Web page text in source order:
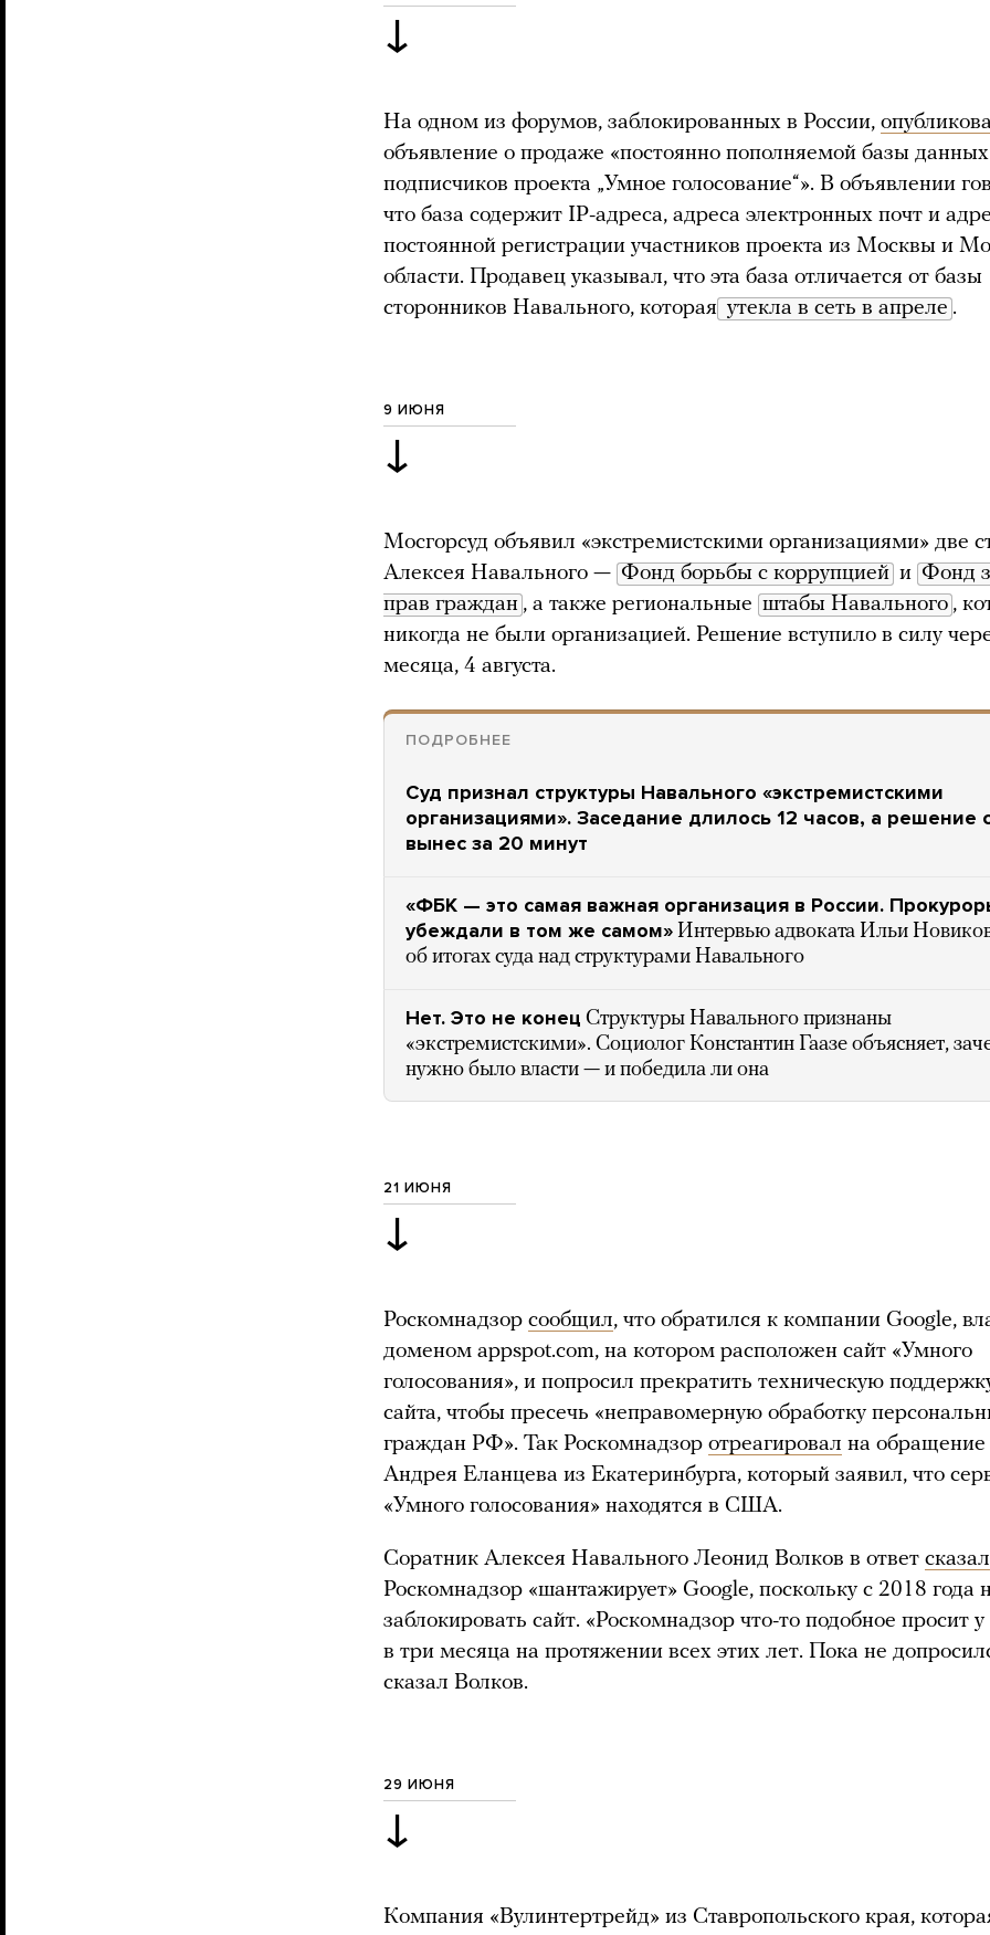
↓
На одном из форумов, заблокированных в России,
объявление о продаже «постоянно пополняемой базы данных
подписчиков проекта „Умное голосование“». В объявлении
что база содержит IP-адреса, адреса электронных почт и
постоянной регистрации участников проекта из Москвы и
области. Продавец указывал, что эта база отличается от базы
сторонников Навального, которая утекла в сеть в апреле .
9 ИЮНЯ
↓
Мосгорсуд объявил «экстремистскими организациями» две
Алексея Навального — Фонд борьбы с коррупцией и Фонд
прав граждан , а также региональные штабы Навального ,
никогда не были организацией. Решение вступило в силу
месяца, 4 августа.
ПОДРОБНЕЕ
Суд признал структуры Навального «экстремистскими
организациями». Заседание длилось 12 часов, а решение
вынес за 20 минут
«ФБК — это самая важная организация в России.
убеждали в том же самом» Интервью адвоката Ильи
об итогах суда над структурами Навального
Нет. Это не конец Структуры Навального признаны
«экстремистскими». Социолог Константин Гаазе объясняет,
нужно было власти — и победила ли она
21 ИЮНЯ
↓
Роскомнадзор сообщил, что обратился к компании Google,
доменом appspot.com, на котором расположен сайт «Умного
голосования», и попросил прекратить техническую
сайта, чтобы пресечь «неправомерную обработку
граждан РФ». Так Роскомнадзор отреагировал на обращение
Андрея Еланцева из Екатеринбурга, который заявил, что
«Умного голосования» находятся в США.
Соратник Алексея Навального Леонид Волков в ответ сказал
Роскомнадзор «шантажирует» Google, поскольку с 2018 года
заблокировать сайт. «Роскомнадзор что-то подобное просит у
в три месяца на протяжении всех этих лет. Пока не
сказал Волков.
29 ИЮНЯ
↓
Компания «Вулинтертрейд» из Ставропольского края,